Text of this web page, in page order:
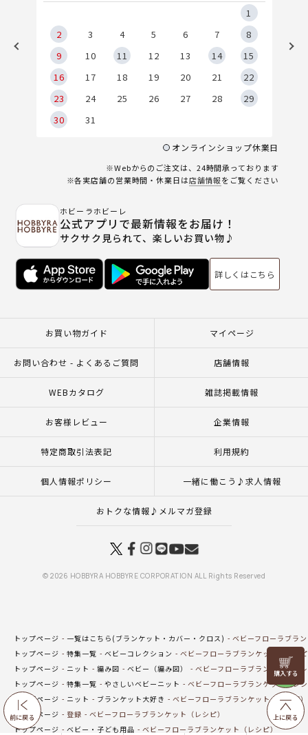
前に戻る
リリヤン
フェア
上に戻る
1
2
3 4 5 6 7
8
9
10 11 12 13 14
15
16
17 18 19 20 21
22
23
24 25 26 27 28
29
30
31
オンラインショップ休業日
※Webからのご注文は、24時間承っております
※各実店舗の営業時間・休業日は店舗情報をご覧ください
ホビーラホビーレ
公式アプリで最新情報をお届け！
サクサク見られて、楽しいお買い物♪
詳しくはこちら
お買い物ガイド マイページ
お問い合わせ - よくあるご質問 店舗情報
WEBカタログ 雑誌掲載情報
お客様レビュー 企業情報
特定商取引法表記 利用規約
個人情報ポリシー 一緒に働こう♪求人情報
おトクな情報♪メルマガ登録
© 2026 HOBBYRA HOBBYRE CORPORATION ALL Rights Reserved
トップページ 一覧はこちら(ブランケット・カバー・クロス)
ベビーフローラブラ
トップページ
特集一覧 ベビーコレクション
ベビーフローラブランケット（レシ
トップページ
ニット 編み図 ベビー（編み図）
ベビーフローラブランケット（
トップページ
特集一覧 やさしいベビーニット
ベビーフローラブランケット（レ
トップページ
ニット ブランケット大好き
ベビーフローラブランケット（レシピ）
トップページ
登録
ベビーフローラブランケット（レシピ）
トップページ
ベビー・子ども用品 ベビーフローラブランケット（レシピ）